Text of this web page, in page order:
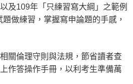
及109年「只練習寫大綱」之範例
做練習，掌握寫申論題的手感，
關倫理守則與法規，節省讀者查
作答操作手冊，以利考生準備萬